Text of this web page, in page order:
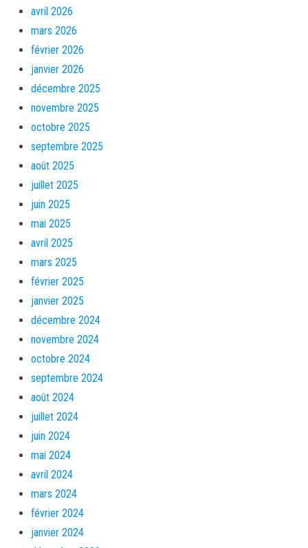
avril 2026
mars 2026
février 2026
janvier 2026
décembre 2025
novembre 2025
octobre 2025
septembre 2025
août 2025
juillet 2025
juin 2025
mai 2025
avril 2025
mars 2025
février 2025
janvier 2025
décembre 2024
novembre 2024
octobre 2024
septembre 2024
août 2024
juillet 2024
juin 2024
mai 2024
avril 2024
mars 2024
février 2024
janvier 2024